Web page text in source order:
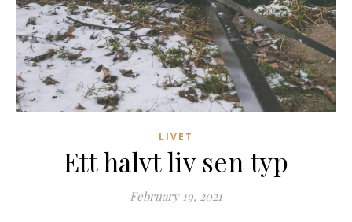
LIVET
Ett halvt liv sen typ
February 19, 2021